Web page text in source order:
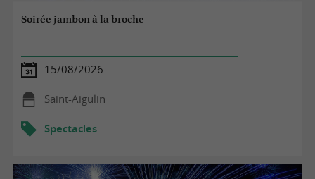
Soirée jambon à la broche
15/08/2026
Saint-Aigulin
Spectacles